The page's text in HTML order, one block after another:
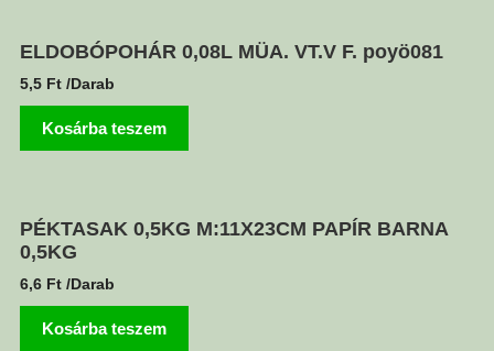
ELDOBÓPOHÁR 0,08L MÜA. VT.V F. poyö081
5,5 Ft /Darab
Kosárba teszem
PÉKTASAK 0,5KG M:11X23CM PAPÍR BARNA
0,5KG
6,6 Ft /Darab
Kosárba teszem